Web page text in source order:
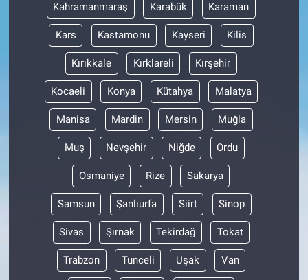
Kahramanmaraş Karabük Karaman
Kars Kastamonu Kayseri Kilis
Kırıkkale Kırklareli Kırşehir
Kocaeli Konya Kütahya Malatya
Manisa Mardin Mersin Muğla
Muş Nevşehir Niğde Ordu
Osmaniye Rize Sakarya
Samsun Şanlıurfa Siirt Sinop
Sivas Şırnak Tekirdağ Tokat
Trabzon Tunceli Uşak Van